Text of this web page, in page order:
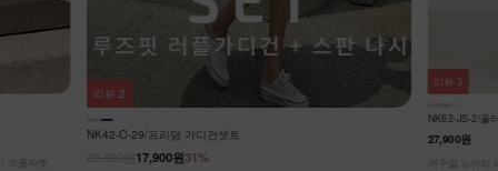
NK62-JS-2/폴터 스텐드 데님 베스트_DY
리뷰3
NK42-J-5/차이
25,900원
[ 한정수량 특
리뷰 3